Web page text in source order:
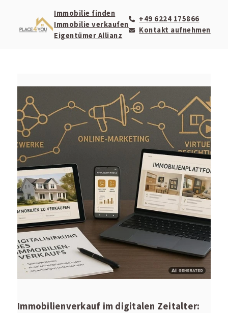
Immobilie finden
Immobilie verkaufen
Eigentümer Allianz
+49 6224 175866
Kontakt aufnehmen
Immobilienverkauf im digitalen Zeitalter: